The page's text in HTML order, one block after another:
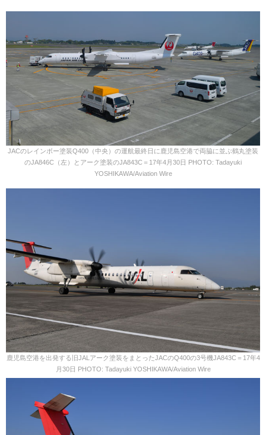
JACのレインボー塗装Q400（中央）の運航最終日に鹿児島空港で両脇に並ぶ鶴丸塗装
のJA846C（左）とアーク塗装のJA843C＝17年4月30日 PHOTO: Tadayuki
YOSHIKAWA/Aviation Wire
鹿児島空港を出発する旧JALアーク塗装をまとったJACのQ400の3号機JA843C＝17年4
月30日 PHOTO: Tadayuki YOSHIKAWA/Aviation Wire